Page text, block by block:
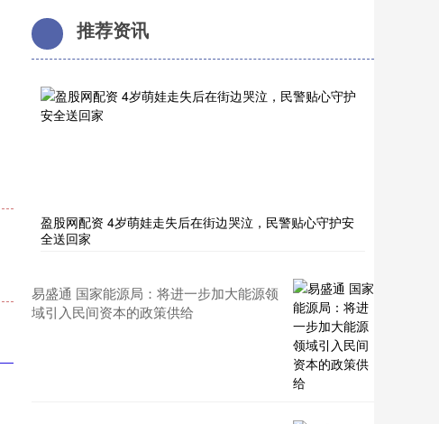
推荐资讯
盈股网配资 4岁萌娃走失后在街边哭泣，民警贴心守护安
全送回家
易盛通 国家能源局：将进一步加大能源领
域引入民间资本的政策供给